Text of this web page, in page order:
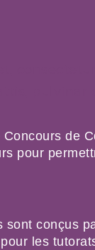
Concours de
pour
sont conçus
les